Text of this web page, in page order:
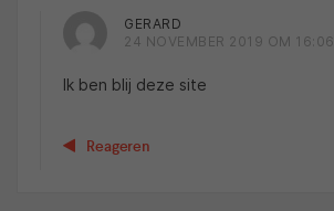
GERARD
24 NOVEMBER 2019 OM 16:06
Ik ben blij deze site
Reageren